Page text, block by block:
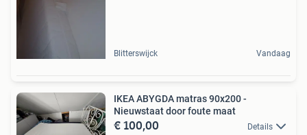
Blitterswijck Vandaag
IKEA ABYGDA matras 90x200 -
Nieuwstaat door foute maat
€ 100,00 Details